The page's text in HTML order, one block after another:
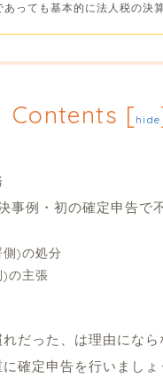
あっても基本的に法人税の決
Contents [hide
事例・初の確定申告で
)の処分
)の主張
だった、は理由になら
確定申告を行いましょ